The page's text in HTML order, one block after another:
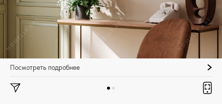
Посмотреть подробнее